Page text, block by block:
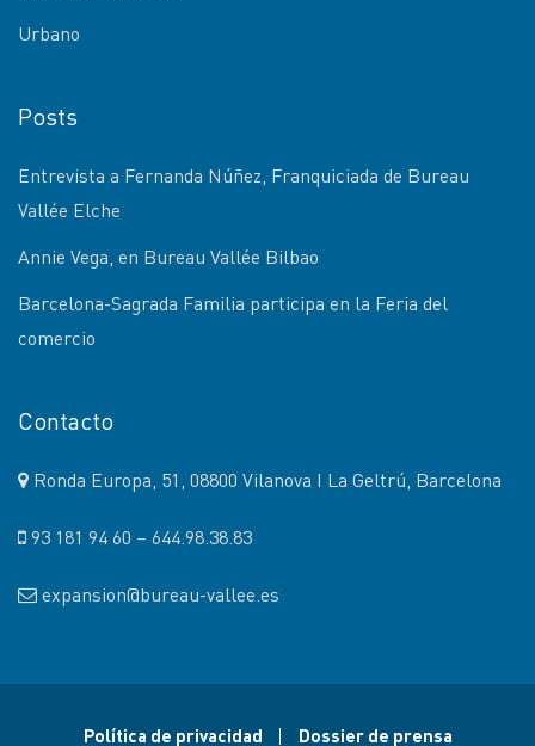
Urbano
Posts
Entrevista a Fernanda Núñez, Franquiciada de Bureau
Vallée Elche
Annie Vega, en Bureau Vallée Bilbao
Barcelona-Sagrada Familia participa en la Feria del
comercio
Contacto
Ronda Europa, 51, 08800 Vilanova I La Geltrú, Barcelona
93 181 94 60 – 644.98.38.83
expansion@bureau-vallee.es
Política de privacidad Dossier de prensa